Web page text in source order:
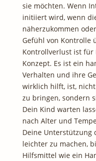
sie möchten. Wenn
initiiert wird, wenn
näherzukommen
Gefühl von Kontrolle
Kontrollverlust ist für
Konzept. Es ist ein
Verhalten und ihre
wirklich hilft, ist,
zu bringen, sondern
Dein Kind warten
nach Alter und
Deine Unterstützung
leichter zu machen,
Hilfsmittel wie ein